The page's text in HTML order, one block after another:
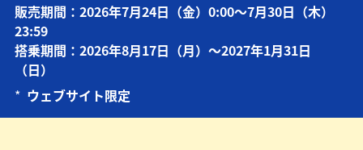
販売期間：2026年7月24日（金）0:00～7月30日（木）
23:59
搭乗期間：2026年8月17日（月）～2027年1月31日
（日）
* ウェブサイト限定